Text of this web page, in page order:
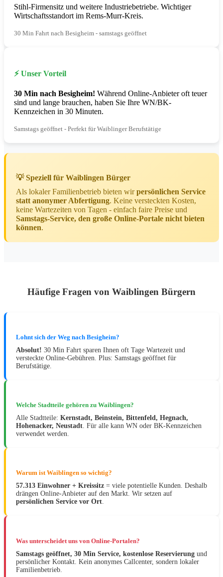
Stihl-Firmensitz und weitere Industriebetriebe. Wichtiger
Wirtschaftsstandort im Rems-Murr-Kreis.
30 Min Fahrt nach Besigheim - samstags geöffnet
⚡ Unser Vorteil
30 Min nach Besigheim! Während Online-Anbieter oft teuer
sind und lange brauchen, haben Sie Ihre WN/BK-
Kennzeichen in 30 Minuten.
Samstags geöffnet - Perfekt für Waiblinger Berufstätige
💡 Speziell für Waiblingen Bürger
Als lokaler Familienbetrieb bieten wirpersönlichen Service
statt anonymer Abfertigung. Keine versteckten Kosten,
keine Wartezeiten von Tagen - einfach faire Preise und
Samstags-Service, den große Online-Portale nicht bieten
können.
Häufige Fragen von Waiblingen Bürgern
Lohnt sich der Weg nach Besigheim?
Absolut! 30 Min Fahrt sparen Ihnen oft Tage Wartezeit und
versteckte Online-Gebühren. Plus: Samstags geöffnet für
Berufstätige.
Welche Stadtteile gehören zu Waiblingen?
Alle Stadtteile: Kernstadt, Beinstein, Bittenfeld, Hegnach,
Hohenacker, Neustadt. Für alle kann WN oder BK-Kennzeichen
verwendet werden.
Warum ist Waiblingen so wichtig?
57.313 Einwohner + Kreissitz = viele potentielle Kunden. Deshalb
drängen Online-Anbieter auf den Markt. Wir setzen auf
persönlichen Service vor Ort.
Was unterscheidet uns von Online-Portalen?
Samstags geöffnet, 30 Min Service, kostenlose Reservierung und
persönlicher Kontakt. Kein anonymes Callcenter, sondern lokaler
Familienbetrieb.